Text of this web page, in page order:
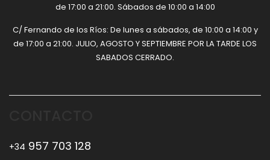
de 17:00 a 21:00. Sábados de 10:00 a 14:00
C/ Fernando de los Ríos: De lunes a sábados, de 10:00 a 14:00 y
de 17:00 a 21:00. JULIO, AGOSTO Y SEPTIEMBRE POR LA TARDE LOS
SABADOS CERRADO.
+34 957 703 128